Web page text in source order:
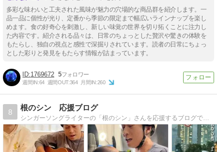
多彩な味わいと工夫された風味が魅力の穴場的な商品群を紹介します。一
品一品に個性が光り、定番から季節の限定まで幅広いラインナップを楽し
めます。食の好奇心を刺激し、新しい味覚の世界を切り拓くことに注力し
た内容です。紹介される品々は、日常のちょっとした贅沢や驚きの体験を
もたらし、独自の視点と感性で深掘りされています。読者の日常にちょっ
とした彩りと発見をもたらす情報が詰まっています。
1769672 5
週間IN:64 週間OUT:364 月間IN:260
8
根のシン 応援ブログ
シンガーソングライターの「根のシン」さんを応援するブログです。ライブ日時等の覚書として更新しています。よろしくお願いいたします。